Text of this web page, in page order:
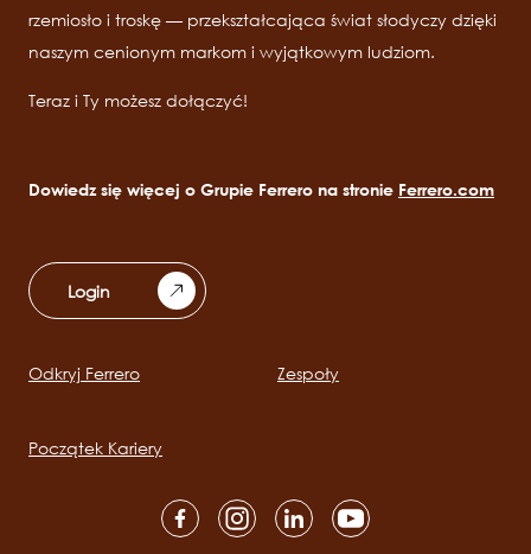
rzemiosło i troskę — przekształcająca świat słodyczy dzięki
naszym cenionym markom i wyjątkowym ludziom.
Teraz i Ty możesz dołączyć!
Dowiedz się więcej o Grupie Ferrero na stronie Ferrero.com
Login
Main
Odkryj Ferrero Zespoły
Początek Kariery